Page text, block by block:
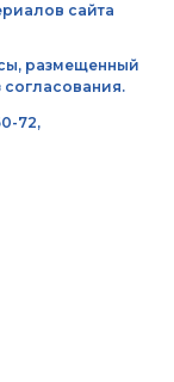
сайта
размещенный
72,